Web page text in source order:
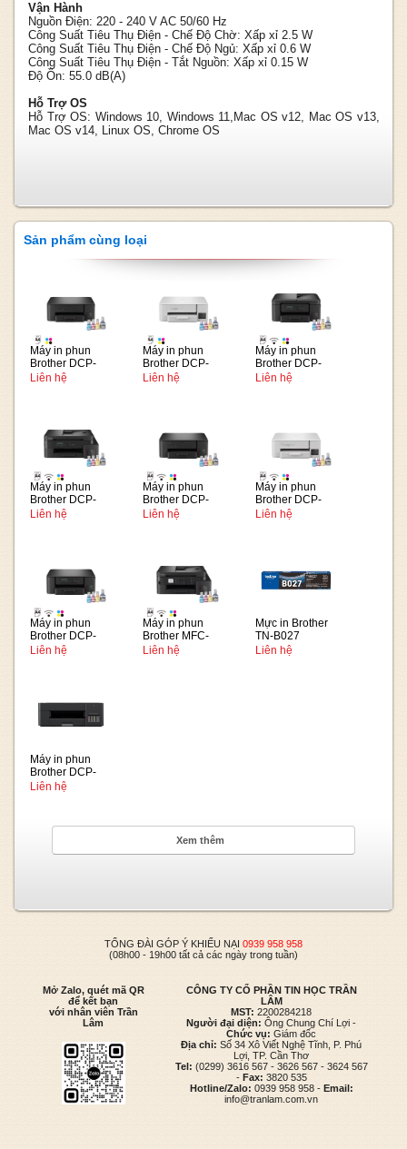
Vận Hành
Nguồn Điện: 220 - 240 V AC 50/60 Hz
Công Suất Tiêu Thụ Điện - Chế Độ Chờ: Xấp xỉ 2.5 W
Công Suất Tiêu Thụ Điện - Chế Độ Ngủ: Xấp xỉ 0.6 W
Công Suất Tiêu Thụ Điện - Tắt Nguồn: Xấp xỉ 0.15 W
Độ Ồn: 55.0 dB(A)
Hỗ Trợ OS
Hỗ Trợ OS: Windows 10, Windows 11,Mac OS v12, Mac OS v13,
Mac OS v14, Linux OS, Chrome OS
Sản phẩm cùng loại
Máy in phun
Brother DCP-
T230
Liên hệ
Máy in phun
Brother DCP-
T236
Liên hệ
Máy in phun
Brother DCP-
T730DW
Liên hệ
Máy in phun
Brother DCP-
T830DW
Liên hệ
Máy in phun
Brother DCP-
T430W
Liên hệ
Máy in phun
Brother DCP-
T436W
Liên hệ
Máy in phun
Brother DCP-
T530DW
Liên hệ
Máy in phun
Brother MFC-
T930DW
Liên hệ
Mực in Brother
TN-B027
Liên hệ
Máy in phun
Brother DCP-
T220
Liên hệ
Xem thêm
TỔNG ĐÀI GÓP Ý KHIẾU NẠI 0939 958 958
(08h00 - 19h00 tất cả các ngày trong tuần)
Mở Zalo, quét mã QR
để kết bạn
với nhân viên Trần
Lâm
CÔNG TY CỔ PHẦN TIN HỌC TRẦN
LÂM
MST: 2200284218
Người đại diện: Ông Chung Chí Lợi -
Chức vụ: Giám đốc
Địa chỉ: Số 34 Xô Viết Nghệ Tĩnh, P. Phú
Lợi, TP. Cần Thơ
Tel: (0299) 3616 567 - 3626 567 - 3624 567
- Fax: 3820 535
Hotline/Zalo: 0939 958 958 - Email:
info@tranlam.com.vn